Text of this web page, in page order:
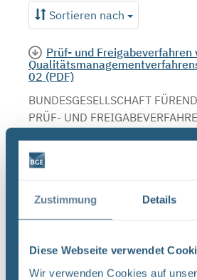
Zustimmung Details
Diese Webseite verwendet
Wir verwenden Cookies auf
Sortieren nach
Prüf- und Freigabeverfahren
02 (PDF)
BUNDESGESELLSCHAFT
PRÜF- UND
QMV 02 : ,.. In Projekt PSP-
UA ...
20.03.2019 | Upload am: